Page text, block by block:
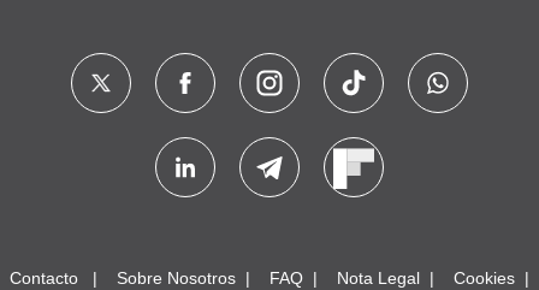
Contacto Sobre Nosotros FAQ Nota Legal Cookies